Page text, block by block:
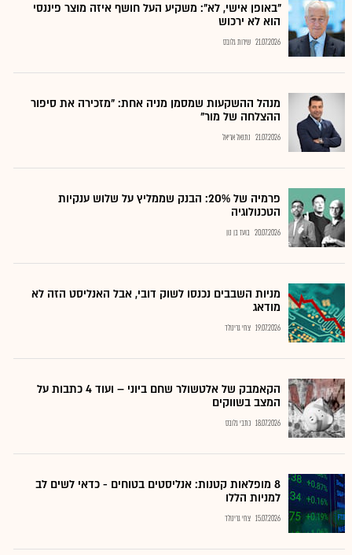
"באופן אישי, לא": משקיע העל חושף איזה מוצר פיננסי
הוא לא ירכוש
21.07.2026 שירות גלובס
מנהל ההשקעות שמסמן מניה אחת: "מזכירה את סיפור
ההצלחה של מור"
21.07.2026 נתנאל אריאל
פרמיה של 20%: הבנק שממליץ על שלוש ענקיות
הטכנולוגיה
20.07.2026 בועז בן נון
מניות השבבים נכנסו לשוק דובי, אבל האנליסט הזה לא
מודאג
19.07.2026 צחי גרינולד
הקאמבק של אלטשולר שחם ביוני – ועוד 4 כתבות על
המצב בשווקים
18.07.2026 כתבי גלובס
8 מופלאות קטנות: אנליסטים בטוחים - כדאי לשים לב
למניות הללו
15.07.2026 צחי גרינולד